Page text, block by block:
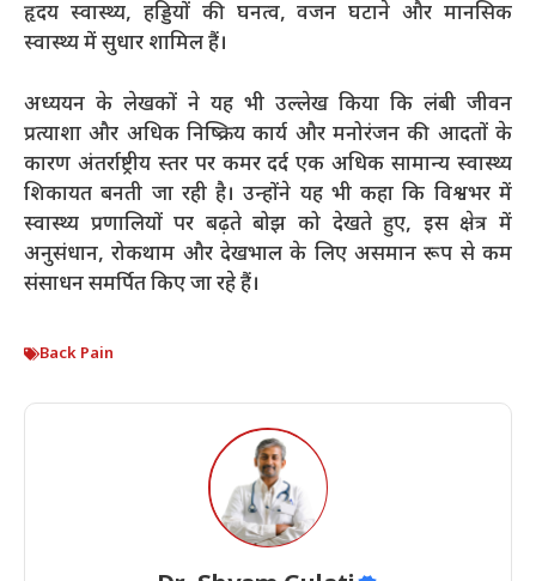
हृदय स्वास्थ्य, हड्डियों की घनत्व, वजन घटाने और मानसिक
स्वास्थ्य में सुधार शामिल हैं।
अध्ययन के लेखकों ने यह भी उल्लेख किया कि लंबी जीवन
प्रत्याशा और अधिक निष्क्रिय कार्य और मनोरंजन की आदतों के
कारण अंतर्राष्ट्रीय स्तर पर कमर दर्द एक अधिक सामान्य स्वास्थ्य
शिकायत बनती जा रही है। उन्होंने यह भी कहा कि विश्वभर में
स्वास्थ्य प्रणालियों पर बढ़ते बोझ को देखते हुए, इस क्षेत्र में
अनुसंधान, रोकथाम और देखभाल के लिए असमान रूप से कम
संसाधन समर्पित किए जा रहे हैं।
Back Pain